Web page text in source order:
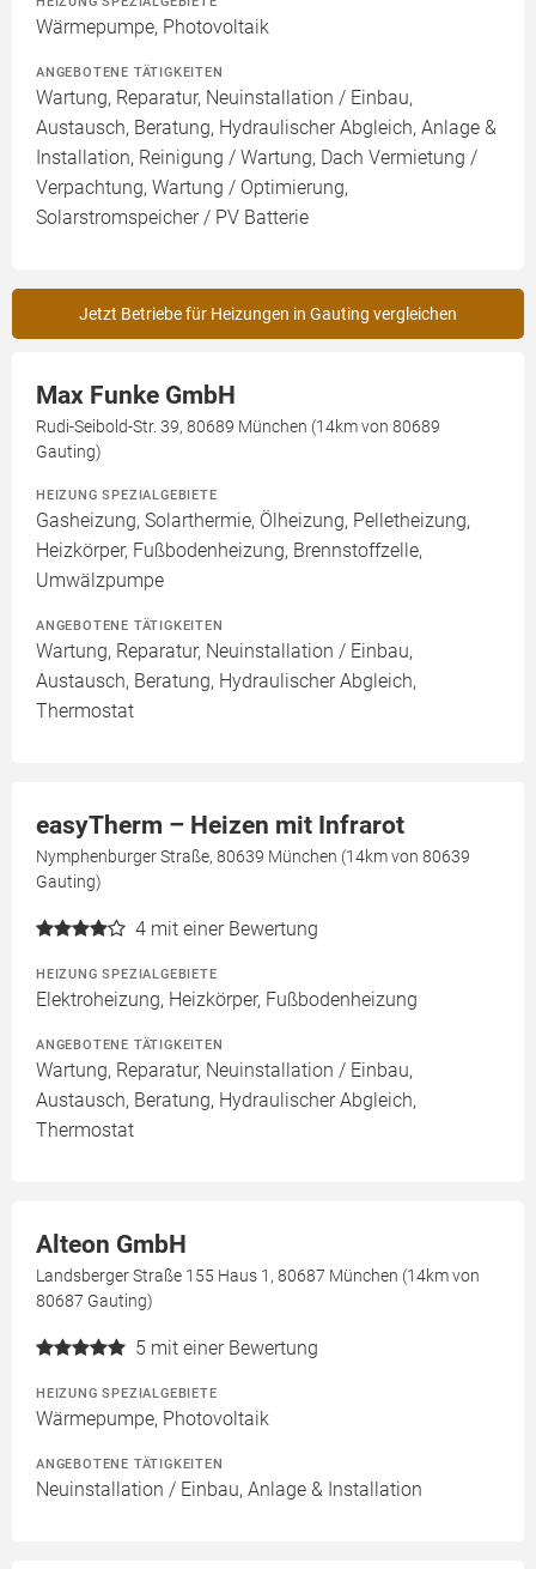
Wärmepumpe, Photovoltaik
ANGEBOTENE TÄTIGKEITEN
Wartung, Reparatur, Neuinstallation / Einbau,
Austausch, Beratung, Hydraulischer Abgleich, Anlage &
Installation, Reinigung / Wartung, Dach Vermietung /
Verpachtung, Wartung / Optimierung,
Solarstromspeicher / PV Batterie
Jetzt Betriebe für Heizungen in Gauting vergleichen
Max Funke GmbH
Rudi-Seibold-Str. 39, 80689 München (14km von 80689
Gauting)
HEIZUNG SPEZIALGEBIETE
Gasheizung, Solarthermie, Ölheizung, Pelletheizung,
Heizkörper, Fußbodenheizung, Brennstoffzelle,
Umwälzpumpe
ANGEBOTENE TÄTIGKEITEN
Wartung, Reparatur, Neuinstallation / Einbau,
Austausch, Beratung, Hydraulischer Abgleich,
Thermostat
easyTherm – Heizen mit Infrarot
Nymphenburger Straße, 80639 München (14km von 80639
Gauting)
4 mit einer Bewertung
HEIZUNG SPEZIALGEBIETE
Elektroheizung, Heizkörper, Fußbodenheizung
ANGEBOTENE TÄTIGKEITEN
Wartung, Reparatur, Neuinstallation / Einbau,
Austausch, Beratung, Hydraulischer Abgleich,
Thermostat
Alteon GmbH
Landsberger Straße 155 Haus 1, 80687 München (14km von
80687 Gauting)
5 mit einer Bewertung
HEIZUNG SPEZIALGEBIETE
Wärmepumpe, Photovoltaik
ANGEBOTENE TÄTIGKEITEN
Neuinstallation / Einbau, Anlage & Installation